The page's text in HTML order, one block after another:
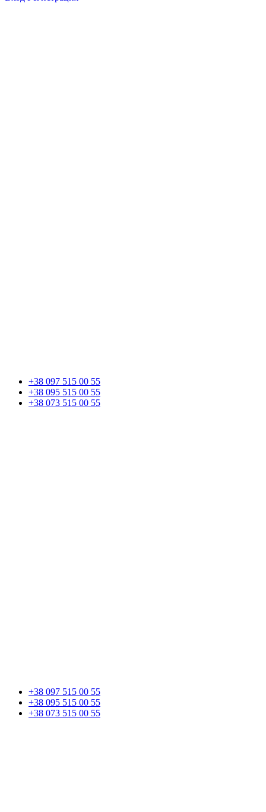
+38 097 515 00 55
+38 095 515 00 55
+38 073 515 00 55
+38 097 515 00 55
+38 095 515 00 55
+38 073 515 00 55